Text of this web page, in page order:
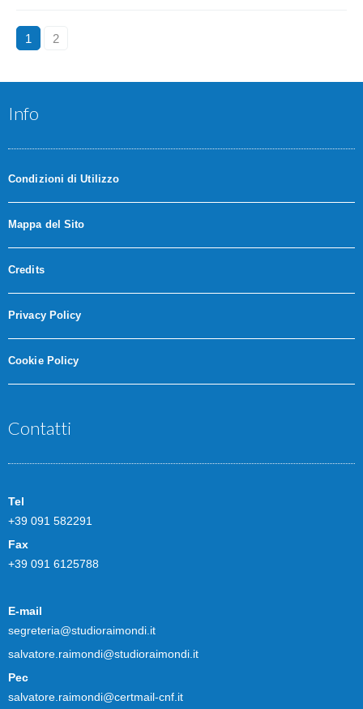
1 2
Info
Condizioni di Utilizzo
Mappa del Sito
Credits
Privacy Policy
Cookie Policy
Contatti
Tel
+39 091 582291
Fax
+39 091 6125788
E-mail
segreteria@studioraimondi.it
salvatore.raimondi@studioraimondi.it
Pec
salvatore.raimondi@certmail-cnf.it